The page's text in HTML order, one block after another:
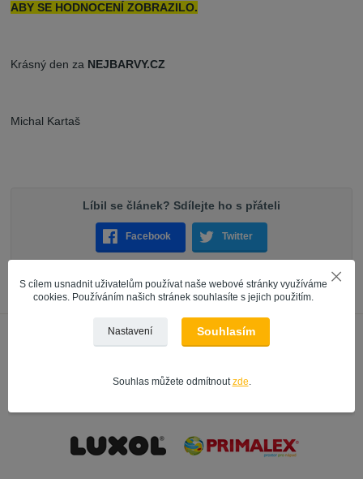
ABY SE HODNOCENÍ ZOBRAZILO.
Krásný den za NEJBARVY.CZ
Michal Kartaš
Líbil se článek? Sdílejte ho s přáteli
Facebook Twitter
S cílem usnadnit uživatelům používat naše webové stránky využíváme
cookies. Používáním našich stránek souhlasíte s jejich použitím.
Nastavení Souhlasím
Souhlas můžete odmítnout zde